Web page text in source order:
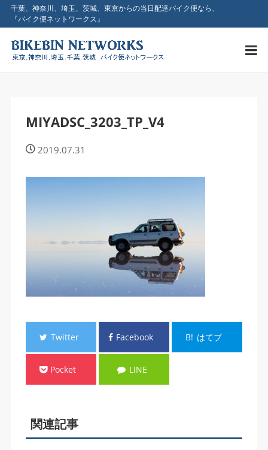
千葉、神奈川、埼玉、茨城、東京からの当日配達バイク便なら、
『バイク便ネットワークス』
MIYADSC_3203_TP_V4
2019.07.31
Twitter Facebook B! はてブ
Pocket LINE
関連記事